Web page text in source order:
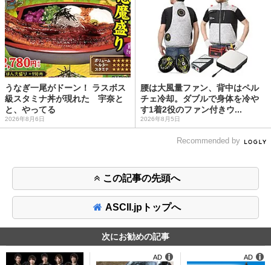
うなぎ一尾がドーン！ ラスボス
級スタミナ丼が現れた 宇奈と
と、やってる
2026年8月6日
腰は大風量ファン、背中はペル
チェ冷却。ダブルで身体を冷や
す1着2役のファン付きウ...
2026年8月5日
Recommended by
この記事の先頭へ
ASCII.jpトップへ
次にお勧めの記事
AD AD